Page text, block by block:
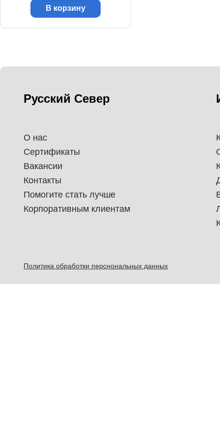
В корзину
Русский Север
О нас
Сертификаты
Вакансии
Контакты
Помогите стать лучше
Корпоративным клиентам
Политика обработки перснональных данных